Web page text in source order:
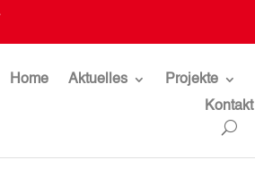
Home Aktuelles Projekte
Kontakt